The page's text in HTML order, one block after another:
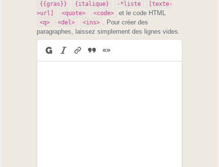
{{gras}} {italique} -*liste
[texte-
>url]
<quote> <code> et le code HTML
<q> <del> <ins>
. Pour créer des
paragraphes, laissez simplement des lignes vides.